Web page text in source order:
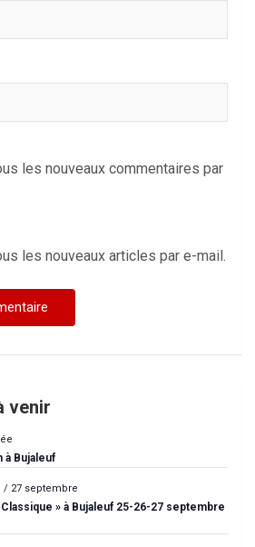
les nouveaux commentaires par
les nouveaux articles par e-mail.
venir
à Bujaleuf
/ 27 septembre
» à Bujaleuf 25-26-27 septembre